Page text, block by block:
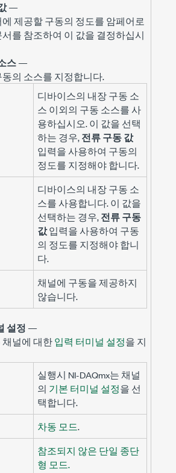
—
제공할 구동의 정도를 암페어로
를 참조하여 이 값을 결정하십시
스—
동의 소스를 지정합니다.
디바이스의 내장 구동 소
스 이외의 구동 소스를 사
용하십시오. 이 값을 선택
하는 경우,전류 구동 값
입력을 사용하여 구동의
정도를 지정해야 합니다.
디바이스의 내장 구동 소
스를 사용합니다. 이 값을
선택하는 경우,전류 구동
값입력을 사용하여 구동
의 정도를 지정해야 합니
다.
채널에 구동을 제공하지
않습니다.
설정 —
채널에 대한입력 터미널 설정을 지
실행시 NI-DAQmx는 채널
의 기본 터미널 설정을 선
택합니다.
차동 모드.
참조되지 않은 단일 종단
형 모드.